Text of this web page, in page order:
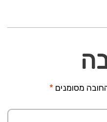
מסומנים *